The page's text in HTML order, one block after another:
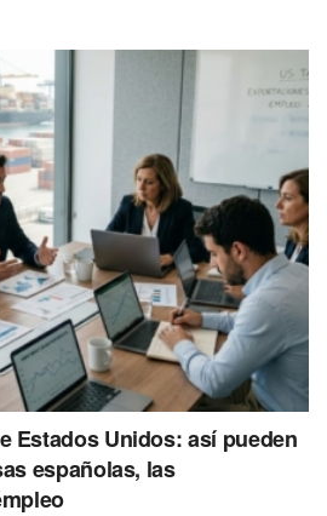
Estados Unidos: así pueden
españolas, las